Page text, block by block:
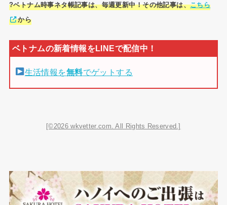
?ベトナム時事ネタ帳記事は、毎週更新中！その他記事は、こちら
から
生活情報を無料でゲットする
[©2026 wkvetter.com. All Rights Reserved.]